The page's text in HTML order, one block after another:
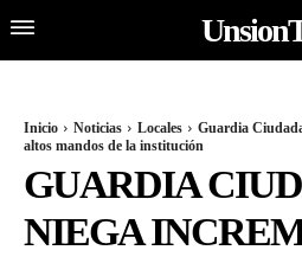
Inicio Noticias Locales
Guardia
altos mandos de la institución
GUARDIA
NIEGA